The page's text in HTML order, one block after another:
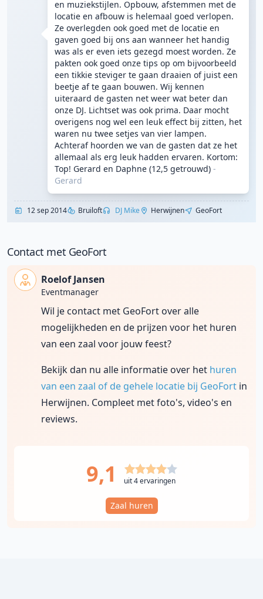
en muziekstijlen. Opbouw, afstemmen met de
locatie en afbouw is helemaal goed verlopen.
Ze overlegden ook goed met de locatie en
gaven goed bij ons aan wanneer het handig
was als er even iets gezegd moest worden. Ze
pakten ook goed onze tips op om bijvoorbeeld
een tikkie steviger te gaan draaien of juist een
beetje af te gaan bouwen. Wij kennen
uiteraard de gasten net weer wat beter dan
onze DJ. Lichtset was ook prima. Daar mocht
overigens nog wel een leuk effect bij zitten, het
waren nu twee setjes van vier lampen.
Achteraf hoorden we van de gasten dat ze het
allemaal als erg leuk hadden ervaren. Kortom:
Top! Gerard en Daphne (12,5 getrouwd) -
Gerard
12 sep 2014 Bruiloft DJ Mike Herwijnen GeoFort
Contact met GeoFort
Roelof Jansen
Eventmanager
Wil je contact met GeoFort over alle
mogelijkheden en de prijzen voor het huren
van een zaal voor jouw feest?
Bekijk dan nu alle informatie over het huren
van een zaal of de gehele locatie bij GeoFort in
Herwijnen. Compleet met foto's, video's en
reviews.
9,1 uit 4 ervaringen
Zaal huren